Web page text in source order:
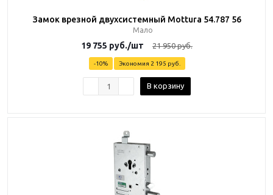
Замок врезной двухсистемный Mottura 54.787 56
Мало
19 755 руб./шт 21 950руб.
-10% Экономия 2 195 руб.
В корзину